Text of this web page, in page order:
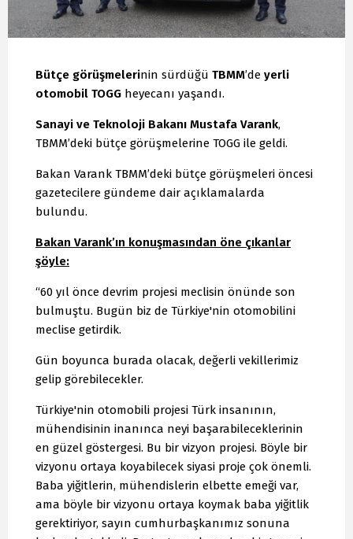
Bütçe görüşmelerinin sürdüğü TBMM’de yerli
otomobil TOGG heyecanı yaşandı.
Sanayi ve Teknoloji Bakanı Mustafa Varank,
TBMM’deki bütçe görüşmelerine TOGG ile geldi.
Bakan Varank TBMM’deki bütçe görüşmeleri öncesi
gazetecilere gündeme dair açıklamalarda
bulundu.
Bakan Varank’ın konuşmasından öne çıkanlar
şöyle:
“60 yıl önce devrim projesi meclisin önünde son
bulmuştu. Bugün biz de Türkiye'nin otomobilini
meclise getirdik.
Gün boyunca burada olacak, değerli vekillerimiz
gelip görebilecekler.
Türkiye'nin otomobili projesi Türk insanının,
mühendisinin inanınca neyi başarabileceklerinin
en güzel göstergesi. Bu bir vizyon projesi. Böyle bir
vizyonu ortaya koyabilecek siyasi proje çok önemli.
Baba yiğitlerin, mühendislerin elbette emeği var,
ama böyle bir vizyonu ortaya koymak baba yiğitlik
gerektiriyor, sayın cumhurbaşkanımız sonuna